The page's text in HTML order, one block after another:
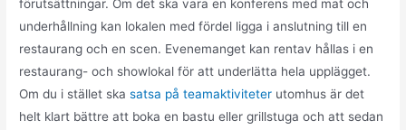
förutsättningar. Om det ska vara en konferens med mat och
underhållning kan lokalen med fördel ligga i anslutning till en
restaurang och en scen. Evenemanget kan rentav hållas i en
restaurang- och showlokal för att underlätta hela upplägget.
Om du i stället skasatsa på teamaktiviteter utomhus är det
helt klart bättre att boka en bastu eller grillstuga och att sedan